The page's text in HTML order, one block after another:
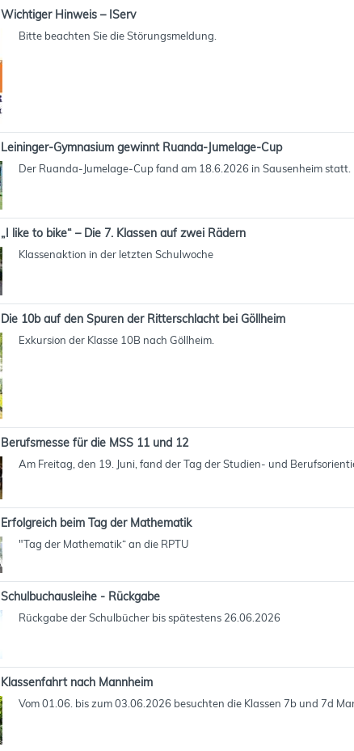
Wichtiger Hinweis – IServ
Bitte beachten Sie die Störungsmeldung.
Leininger-Gymnasium gewinnt Ruanda-Jumelage-Cup
Der Ruanda-Jumelage-Cup fand am 18.6.2026 in Sausenheim statt.
„I like to bike“ – Die 7. Klassen auf zwei Rädern
Klassenaktion in der letzten Schulwoche
Die 10b auf den Spuren der Ritterschlacht bei Göllheim
Exkursion der Klasse 10B nach Göllheim.
Berufsmesse für die MSS 11 und 12
Am Freitag, den 19. Juni, fand der Tag der Studien- und
Erfolgreich beim Tag der Mathematik
"Tag der Mathematik“ an die RPTU
Schulbuchausleihe - Rückgabe
Rückgabe der Schulbücher bis spätestens 26.06.2026
Klassenfahrt nach Mannheim
Vom 01.06. bis zum 03.06.2026 besuchten die Klassen 7b und 7d